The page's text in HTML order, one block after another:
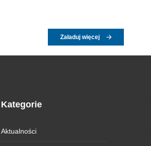
Załaduj więcej
Kategorie
Aktualności